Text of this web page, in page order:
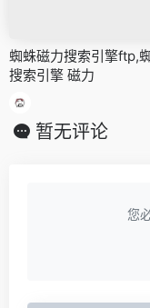
蜘蛛磁力搜索引擎ftp,
搜索引擎 磁力
暂无评论
您